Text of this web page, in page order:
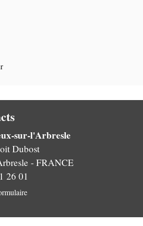
sur-l'Arbresle
Dubost
- FRANCE
26 01